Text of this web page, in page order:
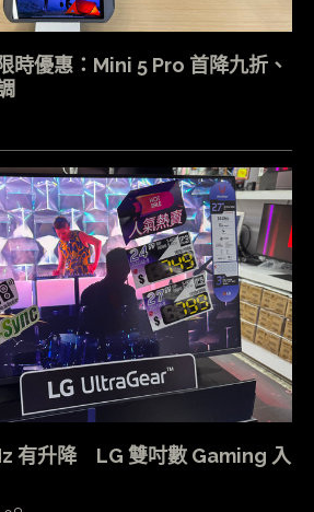
時優惠：Mini 5 Pro 首降九折、
有升降 LG 雙吋數 Gaming 入